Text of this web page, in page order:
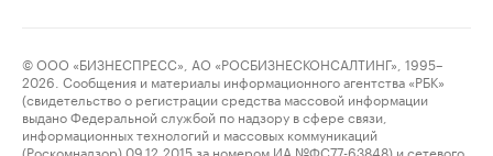
© ООО «БИЗНЕСПРЕСС», АО «РОСБИЗНЕСКОНСАЛТИНГ», 1995–
2026. Сообщения и материалы информационного агентства «РБК»
(свидетельство о регистрации средства массовой информации
выдано Федеральной службой по надзору в сфере связи,
информационных технологий и массовых коммуникаций
(Роскомнадзор) 09.12.2015 за номером ИА №ФС77-63848) и сетевого